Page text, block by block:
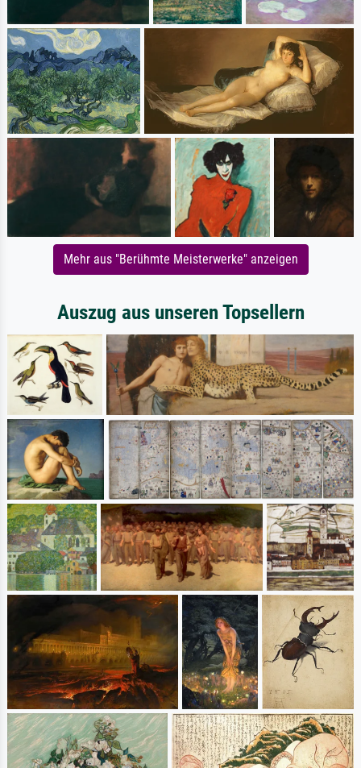
Mehr aus "Berühmte Meisterwerke" anzeigen
Auszug aus unseren Topsellern